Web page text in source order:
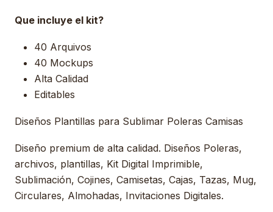
Que incluye el kit?
40 Arquivos
40 Mockups
Alta Calidad
Editables
Diseños Plantillas para Sublimar Poleras Camisas
Diseño premium de alta calidad. Diseños Poleras,
archivos, plantillas, Kit Digital Imprimible,
Sublimación, Cojines, Camisetas, Cajas, Tazas, Mug,
Circulares, Almohadas, Invitaciones Digitales.